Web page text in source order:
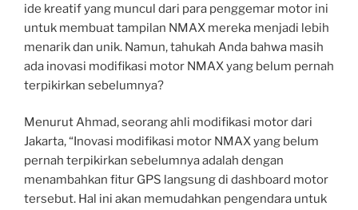
ide kreatif yang muncul dari para penggemar motor ini
untuk membuat tampilan NMAX mereka menjadi lebih
menarik dan unik. Namun, tahukah Anda bahwa masih
ada inovasi modifikasi motor NMAX yang belum pernah
terpikirkan sebelumnya?
Menurut Ahmad, seorang ahli modifikasi motor dari
Jakarta, “Inovasi modifikasi motor NMAX yang belum
pernah terpikirkan sebelumnya adalah dengan
menambahkan fitur GPS langsung di dashboard motor
tersebut. Hal ini akan memudahkan pengendara untuk